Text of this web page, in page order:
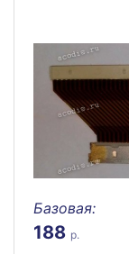
Базовая:
188 р.